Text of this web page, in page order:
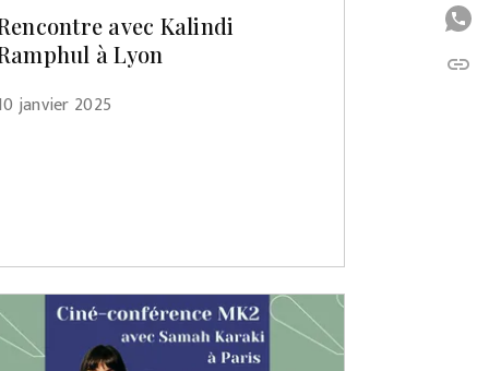
avec Kalindi
à Lyon
janvier 2025
link